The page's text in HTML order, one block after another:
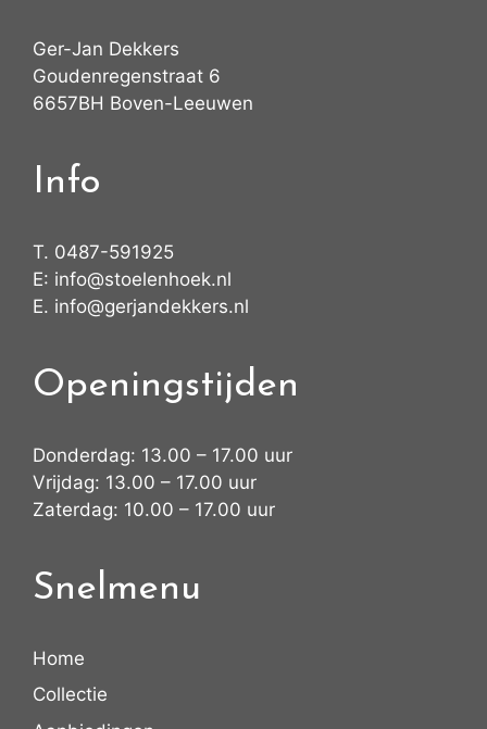
Ger-Jan Dekkers
Goudenregenstraat 6
6657BH Boven-Leeuwen
Info
T. 0487-591925
E: info@stoelenhoek.nl
E. info@gerjandekkers.nl
Openingstijden
Donderdag: 13.00 – 17.00 uur
Vrijdag: 13.00 – 17.00 uur
Zaterdag: 10.00 – 17.00 uur
Snelmenu
Home
Collectie